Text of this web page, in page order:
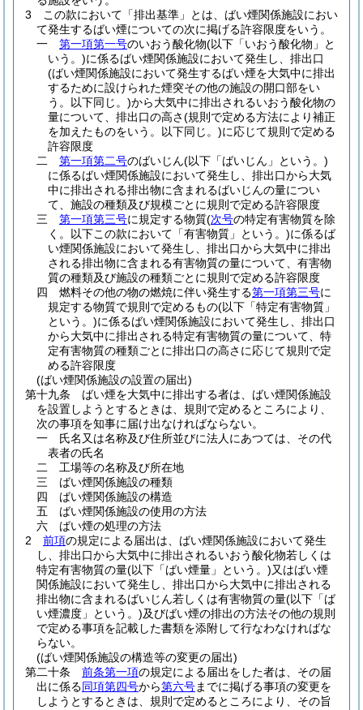
3
この款において「排出基準」とは、ばい煙関係施設におい
て発生するばい煙についての次に掲げる許容限度をいう。
一
第一項第一号のいおう酸化物(以下「いおう酸化物」と
いう。)に係るばい煙関係施設において発生し、排出口
(ばい煙関係施設において発生するばい煙を大気中に排出
するために設けられた煙突その他の施設の開口部をい
う。以下同じ。)から大気中に排出されるいおう酸化物の
量について、排出口の高さ(規則で定める方法により補正
を加えたものをいう。以下同じ。)に応じて規則で定める
許容限度
二
第一項第二号のばいじん(以下「ばいじん」という。)
に係るばい煙関係施設において発生し、排出口から大気
中に排出される排出物に含まれるばいじんの量につい
て、施設の種類及び規模ごとに規則で定める許容限度
三
第一項第三号に規定する物質(次号の特定有害物質を除
く。以下この款において「有害物質」という。)に係るば
い煙関係施設において発生し、排出口から大気中に排出
される排出物に含まれる有害物質の量について、有害物
質の種類及び施設の種類ごとに規則で定める許容限度
四
燃料その他の物の燃焼に伴い発生する第一項第三号に
規定する物質で規則で定めるもの(以下「特定有害物質」
という。)に係るばい煙関係施設において発生し、排出口
から大気中に排出される特定有害物質の量について、特
定有害物質の種類ごとに排出口の高さに応じて規則で定
める許容限度
(ばい煙関係施設の設置の届出)
第十九条
ばい煙を大気中に排出する者は、ばい煙関係施設
を設置しようとするときは、規則で定めるところにより、
次の事項を知事に届け出なければならない。
一
氏名又は名称及び住所並びに法人にあつては、その代
表者の氏名
二
工場等の名称及び所在地
三
ばい煙関係施設の種類
四
ばい煙関係施設の構造
五
ばい煙関係施設の使用の方法
六
ばい煙の処理の方法
2
前項の規定による届出は、ばい煙関係施設において発生
し、排出口から大気中に排出されるいおう酸化物若しくは
特定有害物質の量(以下「ばい煙量」という。)又はばい煙
関係施設において発生し、排出口から大気中に排出される
排出物に含まれるばいじん若しくは有害物質の量(以下「ば
い煙濃度」という。)及びばい煙の排出の方法その他の規則
で定める事項を記載した書類を添附して行なわなければな
らない。
(ばい煙関係施設の構造等の変更の届出)
第二十条
前条第一項の規定による届出をした者は、その届
出に係る同項第四号から第六号までに掲げる事項の変更を
しようとするときは、規則で定めるところにより、その旨